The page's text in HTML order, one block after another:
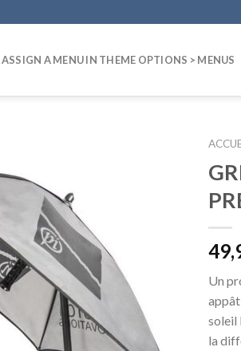
ASSIGN A MENU IN THEME OPTIONS > MENUS
Un
appât
soleil
la